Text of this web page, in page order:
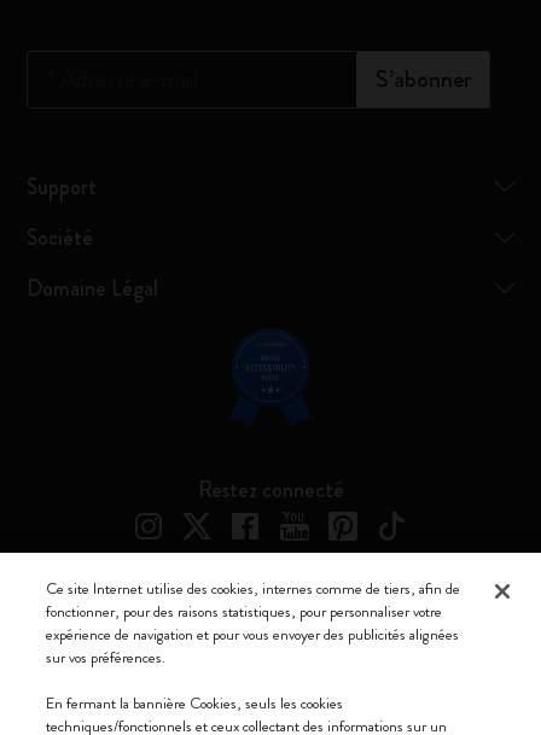
S’abonner
Support
Société
Domaine Légal
Restez connecté
Moleskine ® est une marque enregistrée de Moleskine Srl a socio unico
Moleskine srl a socio unico - Via Bergognone, 34 – 20144 Milano -
Soc. €2.181.513,42
Ce site Internet utilise des cookies, internes comme de tiers, afin de
fonctionner, pour des raisons statistiques, pour personnaliser votre
expérience de navigation et pour vous envoyer des publicités alignées
sur vos préférences.
En fermant la bannière Cookies, seuls les cookies
techniques/fonctionnels et ceux collectant des informations sur un